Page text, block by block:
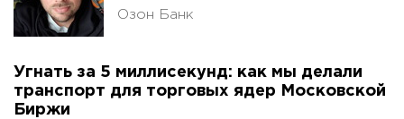
Озон Банк
Угнать за 5 миллисекунд: как мы делали
транспорт для торговых ядер Московской
Биржи